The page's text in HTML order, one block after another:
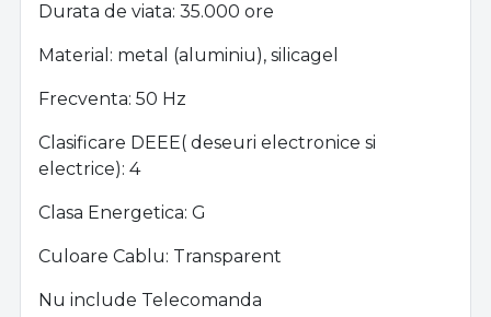
Durata de viata: 35.000 ore
Material: metal (aluminiu), silicagel
Frecventa: 50 Hz
Clasificare DEEE( deseuri electronice si
electrice): 4
Clasa Energetica: G
Culoare Cablu: Transparent
Nu include Telecomanda